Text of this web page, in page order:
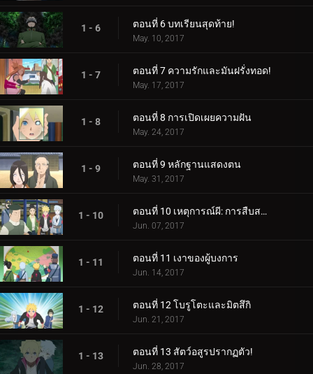
1 - 6 ตอนที่ 6 บทเรียนสุดท้าย!
May. 10, 2017
1 - 7 ตอนที่ 7 ความรักและมันฝรั่งทอด!
May. 17, 2017
1 - 8 ตอนที่ 8 การเปิดเผยความฝัน
May. 24, 2017
1 - 9 ตอนที่ 9 หลักฐานแสดงตน
May. 31, 2017
1 - 10 ตอนที่ 10 เหตุการณ์ผี: การสืบสวนเริ่มต้นขึ้น!
Jun. 07, 2017
1 - 11 ตอนที่ 11 เงาของผู้บงการ
Jun. 14, 2017
1 - 12 ตอนที่ 12 โบรูโตะและมิตสึกิ
Jun. 21, 2017
1 - 13 ตอนที่ 13 สัตว์อสูรปรากฏตัว!
Jun. 28, 2017